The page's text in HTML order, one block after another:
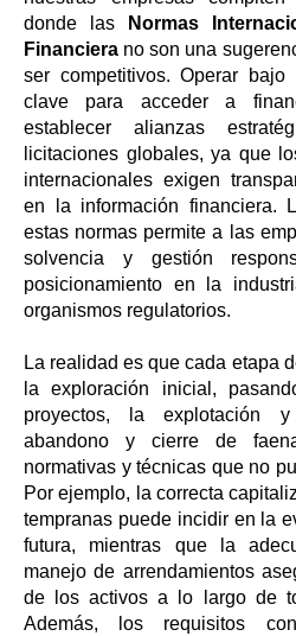
donde las
Normas
Financiera no son una
ser competitivos. Operar bajo
clave para acceder a
establecer alianzas
licitaciones globales, ya que
internacionales exigen
en la información financiera.
estas normas permite a las
solvencia y gestión
posicionamiento en la
organismos regulatorios.
La realidad es que cada etapa
la exploración inicial,
proyectos, la explotación
abandono y cierre de
normativas y técnicas que no
Por ejemplo, la correcta
tempranas puede incidir en la
futura, mientras que la
manejo de arrendamientos
de los activos a lo largo de
Además, los requisitos